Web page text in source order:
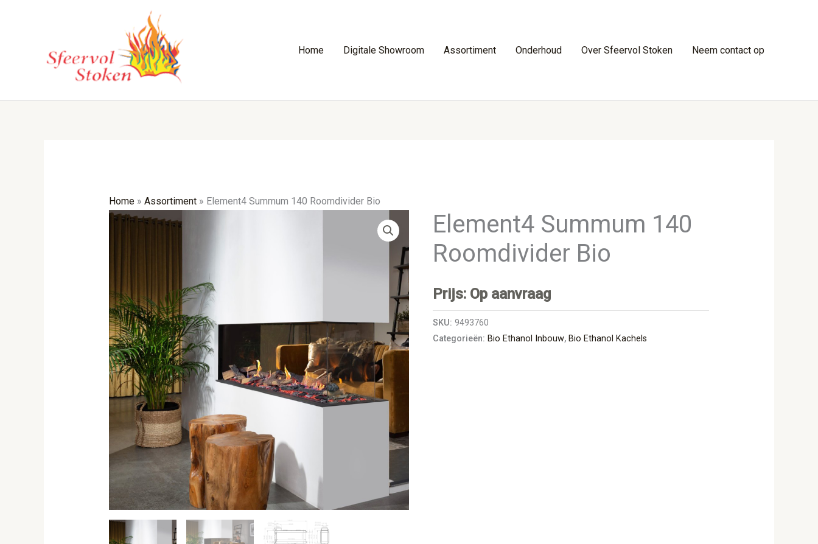
Home Digitale Showroom Assortiment Onderhoud Over Sfeervol Stoken Neem contact op
Home» Assortiment» Element4 Summum 140 Roomdivider Bio
Element4 Summum 140
Roomdivider Bio
Prijs: Op aanvraag
SKU:9493760
Categorieën: Bio Ethanol Inbouw, Bio Ethanol Kachels